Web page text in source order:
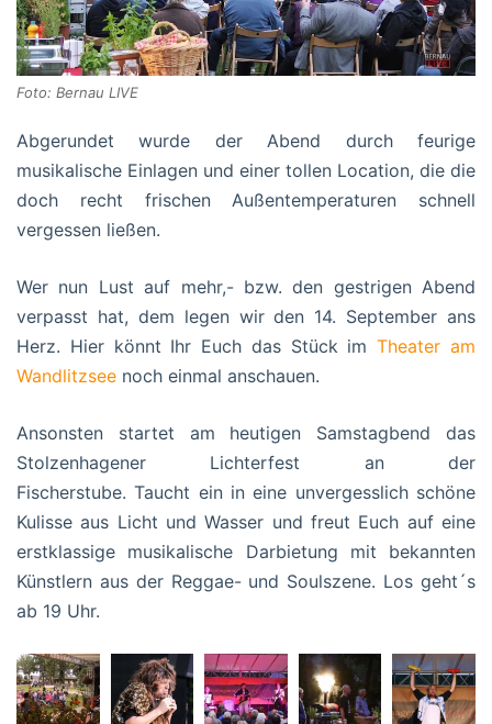
Foto: Bernau LIVE
Abgerundet wurde der Abend durch feurige
musikalische Einlagen und einer tollen Location, die die
doch recht frischen Außentemperaturen schnell
vergessen ließen.
Wer nun Lust auf mehr,- bzw. den gestrigen Abend
verpasst hat, dem legen wir den 14. September ans
Herz. Hier könnt Ihr Euch das Stück imTheater am
Wandlitzsee noch einmal anschauen.
Ansonsten startet am heutigen Samstagbend das
Stolzenhagener Lichterfest an der
Fischerstube. Taucht ein in eine unvergesslich schöne
Kulisse aus Licht und Wasser und freut Euch auf eine
erstklassige musikalische Darbietung mit bekannten
Künstlern aus der Reggae- und Soulszene. Los geht´s
ab 19 Uhr.